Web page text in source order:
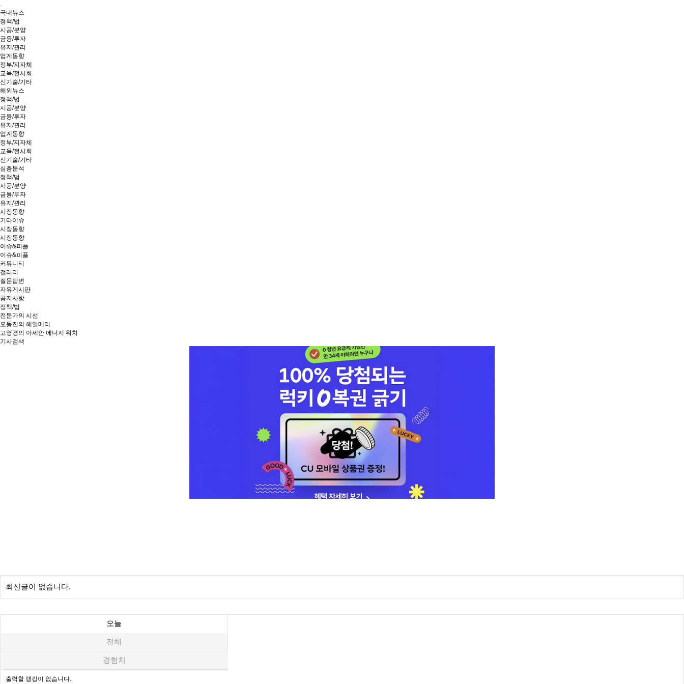
국내뉴스
정책/법
시공/분양
금융/투자
유지/관리
업계동향
정부/지자체
교육/전시회
신기술/기타
해외뉴스
정책/법
시공/분양
금융/투자
유지/관리
업계동향
정부/지자체
교육/전시회
신기술/기타
심층분석
정책/범
시공/분양
금융/투자
유지/관리
시장동향
기타이슈
시장동향
시장동향
이슈&피플
이슈&피플
커뮤니티
갤러리
질문답변
자유게시판
공지사항
정책/법
전문가의 시선
오동진의 헤일메리
고영경의 아세안 에너지 워치
기사검색
최신글이 없습니다.
오늘
전체
경험치
출력할 랭킹이 없습니다.